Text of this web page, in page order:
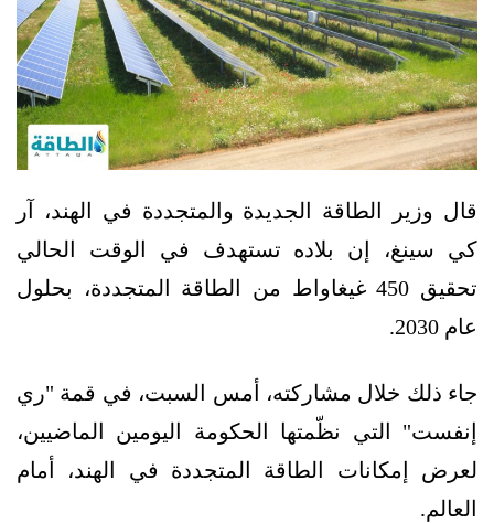
قال وزير الطاقة الجديدة والمتجددة في الهند، آر
كي سينغ، إن بلاده تستهدف في الوقت الحالي
تحقيق 450 غيغاواط من الطاقة المتجددة، بحلول
عام 2030.
جاء ذلك خلال مشاركته، أمس السبت، في قمة "ري
إنفست" التي نظّمتها الحكومة اليومين الماضيين،
لعرض إمكانات الطاقة المتجددة في الهند، أمام
العالم.